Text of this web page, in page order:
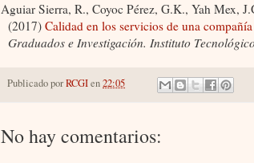
Aguiar Sierra, R., Coyoc Pérez, G.K., Yah Mex,
(2017)Calidad en los servicios de una
Graduados e Investigación. Instituto
Publicado porRCGIen22:05
No hay comentarios: